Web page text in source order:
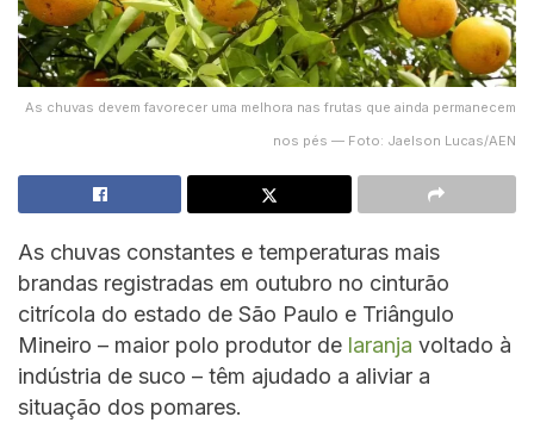
As chuvas devem favorecer uma melhora nas frutas que ainda permanecem
nos pés — Foto: Jaelson Lucas/AEN
As chuvas constantes e temperaturas mais
brandas registradas em outubro no cinturão
citrícola do estado de São Paulo e Triângulo
Mineiro – maior polo produtor de laranja voltado à
indústria de suco – têm ajudado a aliviar a
situação dos pomares.